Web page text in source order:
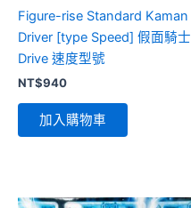
Figure-rise Standard Kaman
Driver [type Speed] 假面騎士
Drive 速度型號
NT$940
加入購物車